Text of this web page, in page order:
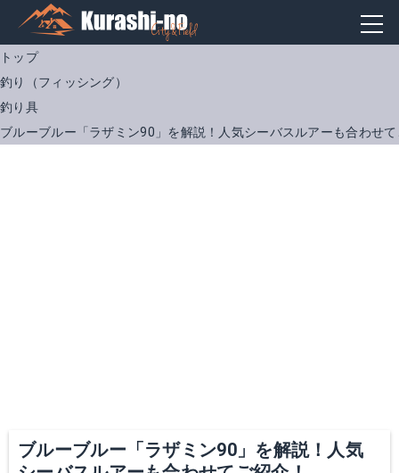
トップ
釣り（フィッシング）
釣り具
ブルーブルー「ラザミン90」を解説！人気シーバスルアーも合わせ
ブルーブルー「ラザミン90」を解説！人気
Amazonで詳細を見る
Amazonで詳細を見る